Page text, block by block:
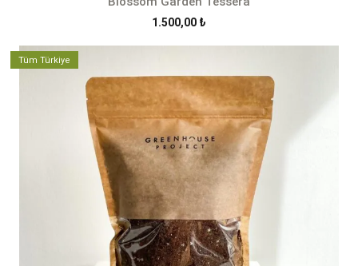
1.500,00 ₺
Tüm Türkiye